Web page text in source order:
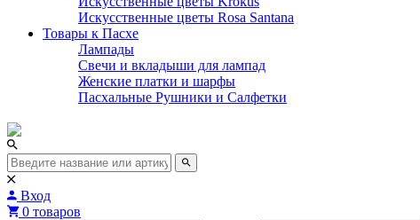
Искусственные цветы Rosa Santana
Товары к Пасхе
Лампады
Свечи и вкладыши для лампад
Женские платки и шарфы
Пасхальные Рушники и Салфетки
Вход
0 товаров